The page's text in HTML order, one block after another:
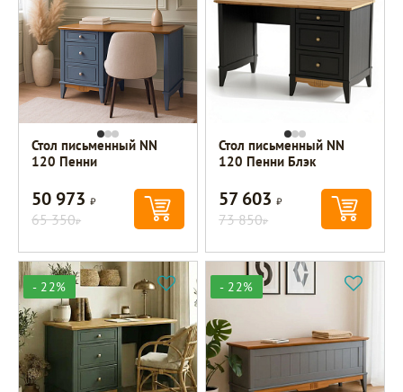
Стол письменный NN
120 Пенни
50 973Р
65 350Р
Стол письменный NN
120 Пенни Блэк
57 603Р
73 850Р
- 22% - 22%